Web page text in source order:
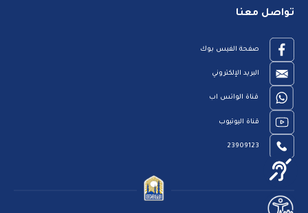
تواصل معنا
صفحة الفيس بوك
البريد الإلكتروني
قناة الواتس اب
قناة اليوتيوب
23909123